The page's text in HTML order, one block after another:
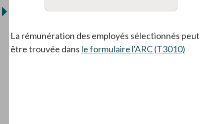
La rémunération des employés sélectionnés peut
être trouvée dans le formulaire l'ARC (T3010)